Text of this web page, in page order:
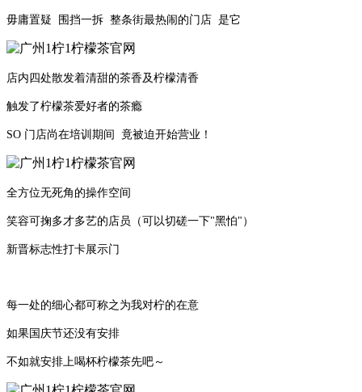
毋庸置疑 围挡一拆 整条街最热闹的门店 是它
店内四处散发着清甜的茶香及柠檬清香
触发了柠檬茶爱好者的茶瘾
SO 门店尚在培训期间 竟被迫开始营业！
全方位无死角的操作空间
笑容可掬多才多艺的店员（可以切磋一下"黑怕"）
新晋标志性打卡展示门
每一处的细心都可称之为我对柠的在意
如果国庆节还没有安排
不如就安排上喝杯柠檬茶先吧～